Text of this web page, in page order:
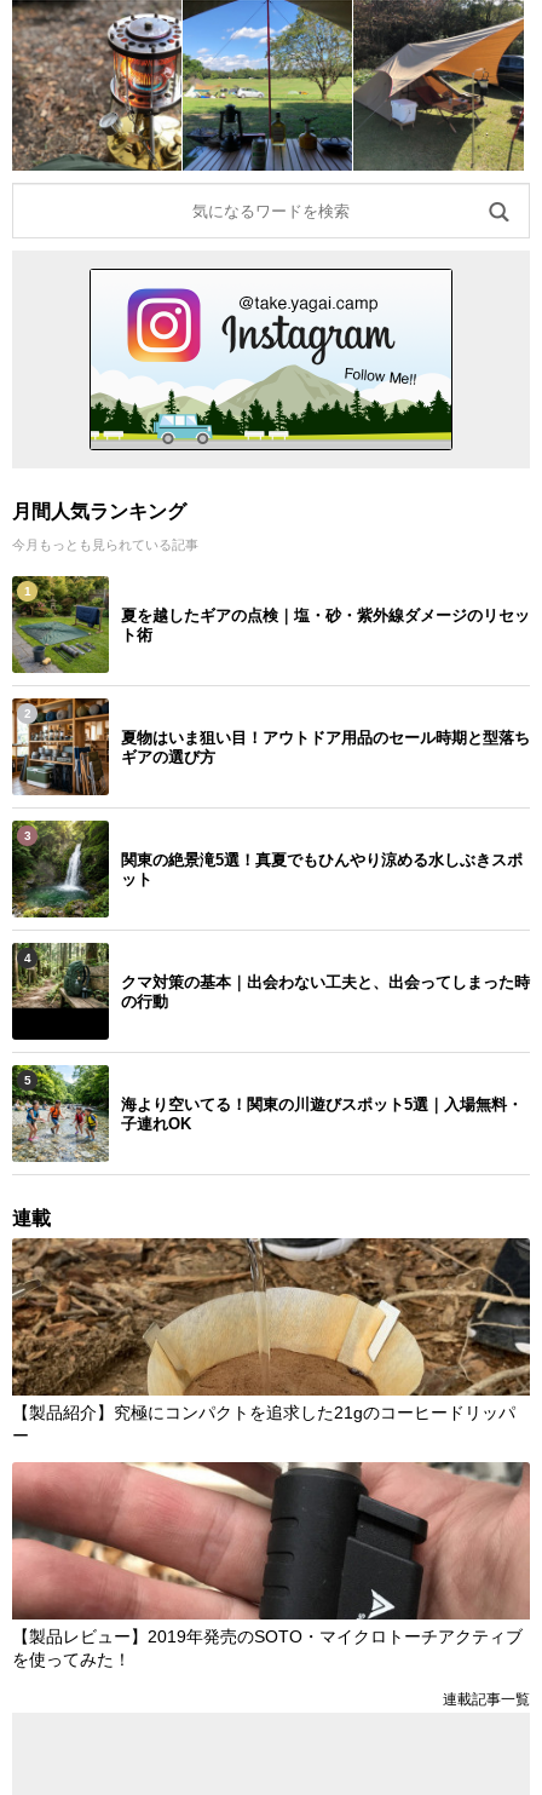
月間人気ランキング
今月もっとも見られている記事
1
夏を越したギアの点検｜塩・砂・紫外線ダメージのリセッ
ト術
2
夏物はいま狙い目！アウトドア用品のセール時期と型落ち
ギアの選び方
3
関東の絶景滝5選！真夏でもひんやり涼める水しぶきスポ
ット
4
クマ対策の基本｜出会わない工夫と、出会ってしまった時
の行動
5
海より空いてる！関東の川遊びスポット5選｜入場無料・
子連れOK
連載
【製品紹介】究極にコンパクトを追求した21gのコーヒードリッパ
ー
【製品レビュー】2019年発売のSOTO・マイクロトーチアクティブ
を使ってみた！
連載記事一覧